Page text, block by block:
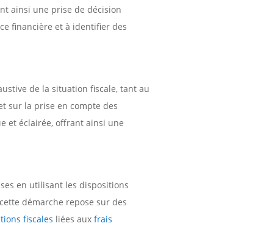
ainsi une prise de décision
financière et à identifier des
de la situation fiscale, tant au
sur la prise en compte des
et éclairée, offrant ainsi une
en utilisant les dispositions
démarche repose sur des
fiscales liées auxfrais